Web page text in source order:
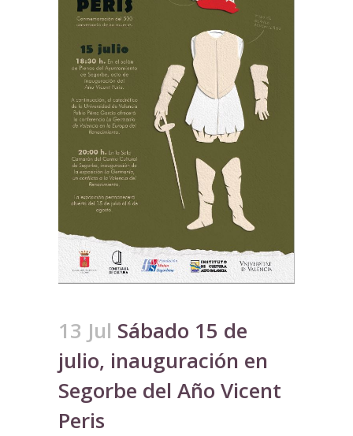
13 Jul Sábado 15 de
julio, inauguración en
Segorbe del Año Vicent
Peris